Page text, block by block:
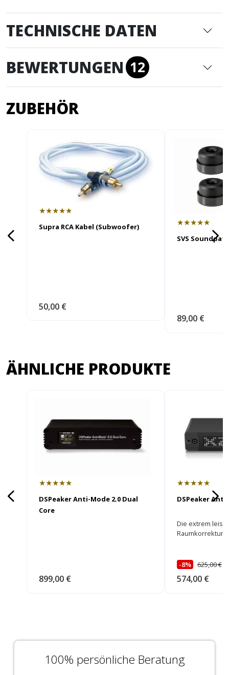
TECHNISCHE DATEN
BEWERTUNGEN 12
ZUBEHÖR
★★★★★
Supra RCA Kabel (Subwoofer)
50,00 €
★★★★★
SVS
89,00 €
ÄHNLICHE PRODUKTE
★★★★★
DSPeaker Anti-Mode 2.0 Dual
Core
899,00 €
★★★★★
DSPeaker
Die extrem
Raumkorrektur
-8% 625,00 €
574,00 €
100% persönliche Beratung